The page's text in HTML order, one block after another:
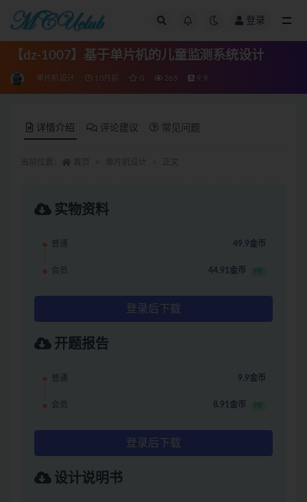
登录
【dz-1007】基于单片机的儿童监测系统设计
单片机设计 10月前 0 265 9.9
详情介绍 评论建议 常见问题
实物资料
普通 49.9金币
会员 44.91金币 9折
登录后下载
开题报告
普通 9.9金币
会员 8.91金币 9折
登录后下载
设计说明书